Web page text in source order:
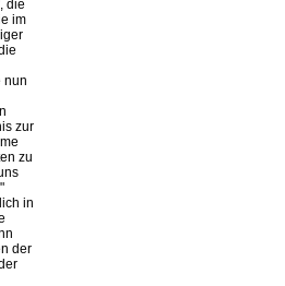
die
im
nun
zur
zu
in
der